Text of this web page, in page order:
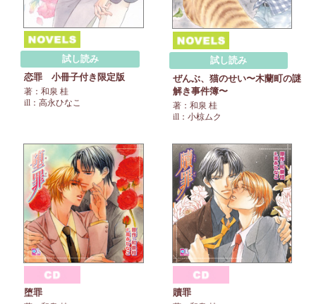
試し読み
恋罪 小冊子付き限定版
著：和泉 桂
ill：高永ひなこ
試し読み
ぜんぶ、猫のせい〜木蘭町の謎
解き事件簿〜
著：和泉 桂
ill：小椋ムク
堕罪 贖罪